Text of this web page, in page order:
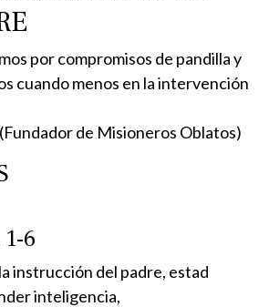
por compromisos de pandilla y
cuando menos en la intervención
de Misioneros Oblatos)
6
instrucción del padre, estad
inteligencia,